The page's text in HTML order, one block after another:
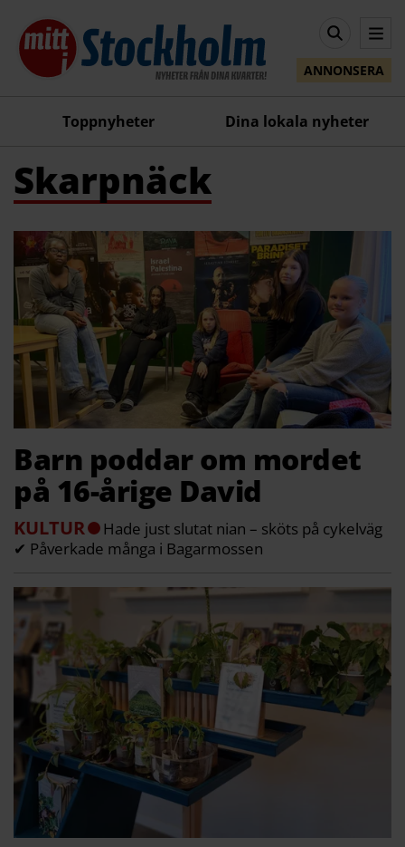
ANNONSERA
Toppnyheter Dina lokala nyheter
Skarpnäck
Barn poddar om mordet
på 16-årige David
KULTUR
Hade just slutat nian – sköts på cykelväg
✔ Påverkade många i Bagarmossen